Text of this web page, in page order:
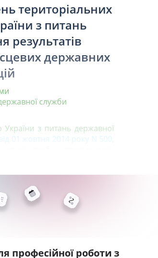
територіальних
з питань
результатів
державних
служби
з питань державної
01 жовтня 2014 року N 500
професійної роботи з